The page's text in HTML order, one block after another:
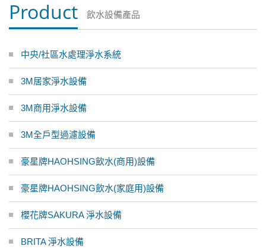
Product 飲水設備產品
中央/社區水處理淨水系統
3M居家淨水設備
3M商用淨水設備
3M全戶型過濾設備
豪星牌HAOHSING飲水(商用)設備
豪星牌HAOHSING飲水(家庭用)設備
櫻花牌SAKURA 淨水設備
BRITA 淨水設備